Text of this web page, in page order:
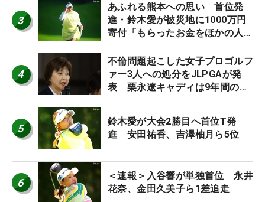
3
あふれる熊本への思い 首位発
進・鈴木愛が被災地に1000万円
寄付「もらったお金をほかの人
4
不倫問題起こした女子プロゴルフ
ァー3人への処分をJLPGAが発
表 栗永遼キャディは9年間の立
5
鈴木愛が大会2勝目へ首位T発
進 安田祐香、吉澤柚月ら5位
6
＜速報＞入谷響が単独首位 永井
花奈、金田久美子ら1差追走